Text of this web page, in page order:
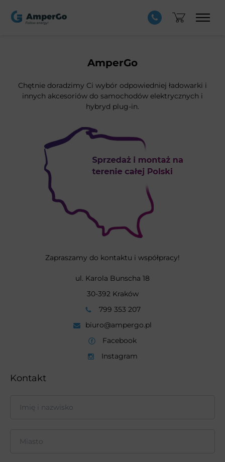
AmperGo
Chętnie doradzimy Ci wybór odpowiedniej ładowarki i
innych akcesoriów do samochodów elektrycznych i
hybryd plug-in.
Zapraszamy do kontaktu i współpracy!
ul. Karola Bunscha 18
30-392 Kraków
799 353 207
biuro@ampergo.pl
Facebook
Instagram
Kontakt